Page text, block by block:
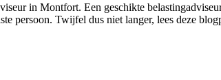
in Montfort. Een geschikte
persoon. Twijfel dus niet langer, lees deze